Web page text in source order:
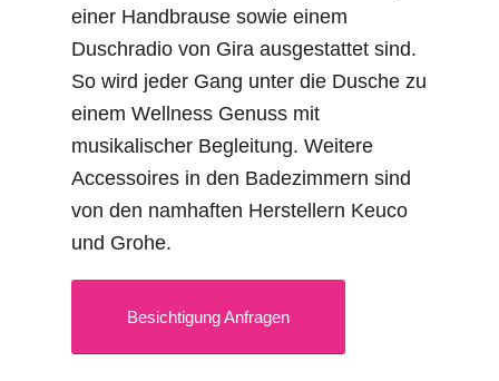
einer Handbrause sowie einem
Duschradio von Gira ausgestattet sind.
So wird jeder Gang unter die Dusche zu
einem Wellness Genuss mit
musikalischer Begleitung. Weitere
Accessoires in den Badezimmern sind
von den namhaften Herstellern Keuco
und Grohe.
Besichtigung Anfragen